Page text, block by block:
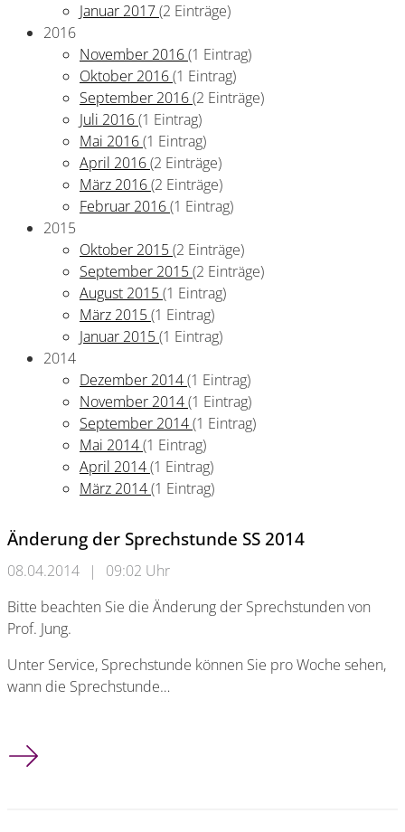
Januar 2017(2 Einträge)
2016
November 2016(1 Eintrag)
Oktober 2016(1 Eintrag)
September 2016(2 Einträge)
Juli 2016(1 Eintrag)
Mai 2016(1 Eintrag)
April 2016(2 Einträge)
März 2016(2 Einträge)
Februar 2016(1 Eintrag)
2015
Oktober 2015(2 Einträge)
September 2015(2 Einträge)
August 2015(1 Eintrag)
März 2015(1 Eintrag)
Januar 2015(1 Eintrag)
2014
Dezember 2014(1 Eintrag)
November 2014(1 Eintrag)
September 2014(1 Eintrag)
Mai 2014(1 Eintrag)
April 2014(1 Eintrag)
März 2014(1 Eintrag)
Änderung der Sprechstunde SS 2014
08.04.2014 |
09:02 Uhr
Bitte beachten Sie die Änderung der Sprechstunden von
Prof. Jung.
Unter Service, Sprechstunde können Sie pro Woche sehen,
wann die Sprechstunde…
Änderung der Sprechstunde SS 2014